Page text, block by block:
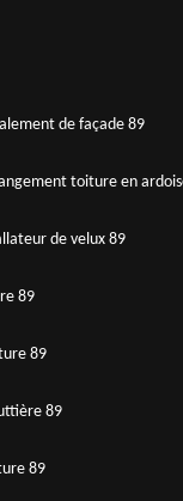
de façade 89
toiture en
de velux 89
89
89
89
89